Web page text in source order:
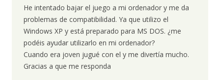
He intentado bajar el juego a mi ordenador y me da
problemas de compatibilidad. Ya que utilizo el
Windows XP y está preparado para MS DOS. ¿me
podéis ayudar utilizarlo en mi ordenador?
Cuando era joven jugué con el y me divertía mucho.
Gracias a que me responda